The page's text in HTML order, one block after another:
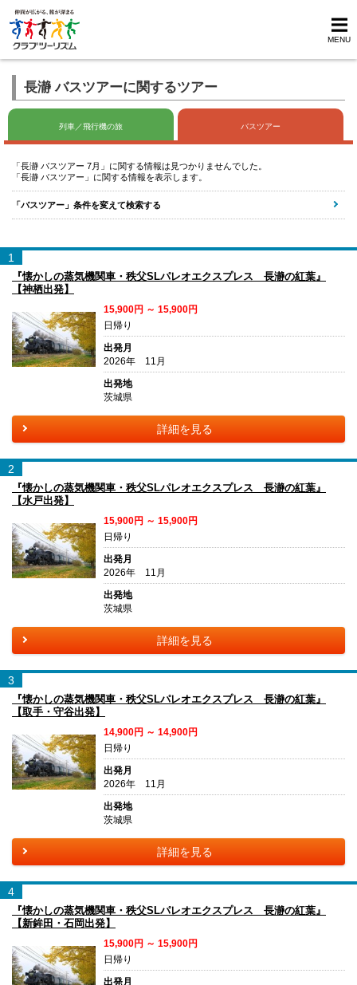
MENU
長瀞 バスツアーに関するツアー
列車／飛行機の旅 バスツアー
「長瀞 バスツアー 7月」に関する情報は見つかりませんでした。
「長瀞 バスツアー」に関する情報を表示します。
「バスツアー」条件を変えて検索する
1
『懐かしの蒸気機関車・秩父SLパレオエクスプレス 長瀞の紅葉』
【神栖出発】
15,900円 ～ 15,900円
日帰り
出発月
2026年 11月
出発地
茨城県
詳細を見る
2
『懐かしの蒸気機関車・秩父SLパレオエクスプレス 長瀞の紅葉』
【水戸出発】
15,900円 ～ 15,900円
日帰り
出発月
2026年 11月
出発地
茨城県
詳細を見る
3
『懐かしの蒸気機関車・秩父SLパレオエクスプレス 長瀞の紅葉』
【取手・守谷出発】
14,900円 ～ 14,900円
日帰り
出発月
2026年 11月
出発地
茨城県
詳細を見る
4
『懐かしの蒸気機関車・秩父SLパレオエクスプレス 長瀞の紅葉』
【新鉾田・石岡出発】
15,900円 ～ 15,900円
日帰り
出発月